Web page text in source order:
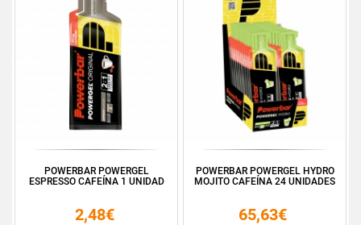
POWERBAR POWERGEL
ESPRESSO CAFEÍNA 1 UNIDAD
2,48€
POWERBAR POWERGEL HYDRO
MOJITO CAFEÍNA 24 UNIDADES
65,63€